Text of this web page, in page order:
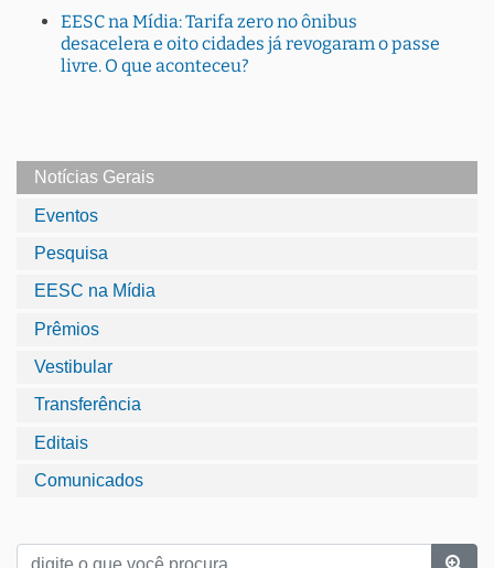
EESC na Mídia: Tarifa zero no ônibus
desacelera e oito cidades já revogaram o passe
livre. O que aconteceu?
Notícias Gerais
Eventos
Pesquisa
EESC na Mídia
Prêmios
Vestibular
Transferência
Editais
Comunicados